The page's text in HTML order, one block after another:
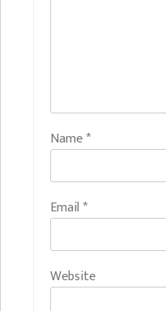
Name*
Email *
Website